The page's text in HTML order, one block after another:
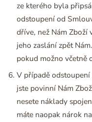
ze kterého byla
odstoupení od
dříve, než Nám Zboží
jeho zaslání zpět
pokud možno včetně
V případě
jste povinní Nám
nesete náklady
máte naopak nárok